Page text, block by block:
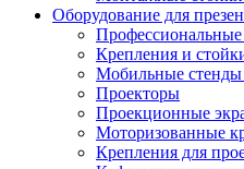
Оборудование для
Крепления и
Мобильные стенды
Проекторы
Проекционные
Моторизованные
Крепления для